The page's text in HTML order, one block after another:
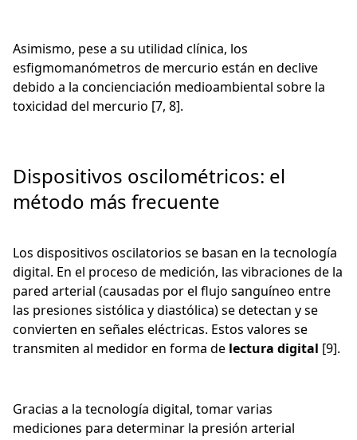
Asimismo, pese a su utilidad clínica, los
esfigmomanómetros de mercurio están en declive
debido a la concienciación medioambiental sobre la
toxicidad del mercurio [7, 8].
Dispositivos oscilométricos: el
método más frecuente
Los dispositivos oscilatorios se basan en la tecnología
digital. En el proceso de medición, las vibraciones de la
pared arterial (causadas por el flujo sanguíneo entre
las presiones sistólica y diastólica) se detectan y se
convierten en señales eléctricas. Estos valores se
transmiten al medidor en forma de lectura digital [9].
Gracias a la tecnología digital, tomar varias
mediciones para determinar la presión arterial